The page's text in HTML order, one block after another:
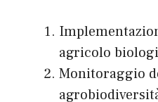
agricolo
Monitoraggio